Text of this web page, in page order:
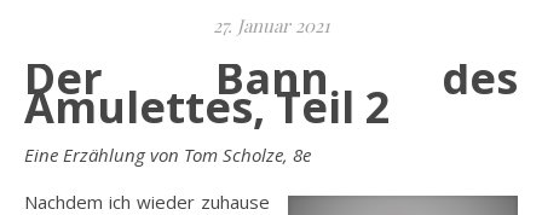
27. Januar 2021
Der Bann des
Amulettes, Teil 2
Eine Erzählung von Tom Scholze, 8e
Nachdem ich wieder zuhause